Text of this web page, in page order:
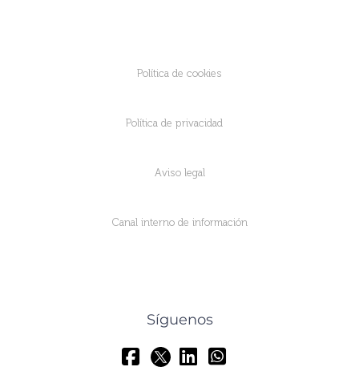
Política de cookies
Política de privacidad
Aviso legal
Canal interno de información
Síguenos